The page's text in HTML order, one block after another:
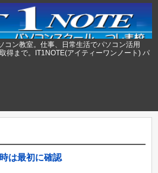
コン教室。仕事、日常生活でパソコン活用
得まで。IT1NOTE(アイティーワンノート) パ
は最初に確認